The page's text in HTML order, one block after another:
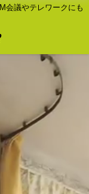
会議やテレワークにも